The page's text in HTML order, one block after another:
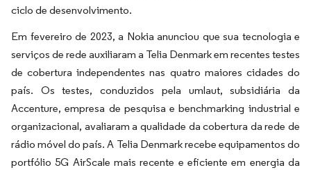
ciclo de desenvolvimento.
Em fevereiro de 2023, a Nokia anunciou que sua tecnologia e
serviços de rede auxiliaram a Telia Denmark em recentes testes
de cobertura independentes nas quatro maiores cidades do
país. Os testes, conduzidos pela umlaut, subsidiária da
Accenture, empresa de pesquisa e benchmarking industrial e
organizacional, avaliaram a qualidade da cobertura da rede de
rádio móvel do país. A Telia Denmark recebe equipamentos do
portfólio 5G AirScale mais recente e eficiente em energia da